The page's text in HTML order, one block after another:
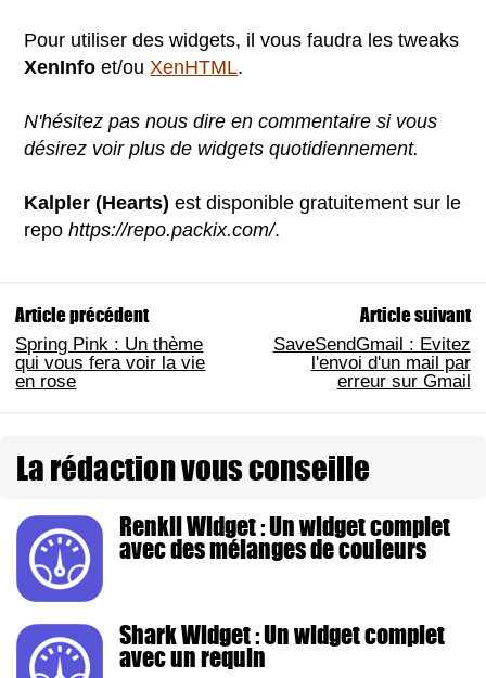
Pour utiliser des widgets, il vous faudra les tweaks
XenInfoet/ouXenHTML.
N'hésitez pas nous dire en commentaire si vous
désirez voir plus de widgets quotidiennement.
Kalpler (Hearts) est disponible gratuitement sur le
repo https://repo.packix.com/.
Article précédent
Spring Pink : Un thème
qui vous fera voir la vie
en rose
Article suivant
SaveSendGmail : Evitez
l'envoi d'un mail par
erreur sur Gmail
La rédaction vous conseille
Renkli Widget : Un widget complet
avec des mélanges de couleurs
Shark Widget : Un widget complet
avec un requin